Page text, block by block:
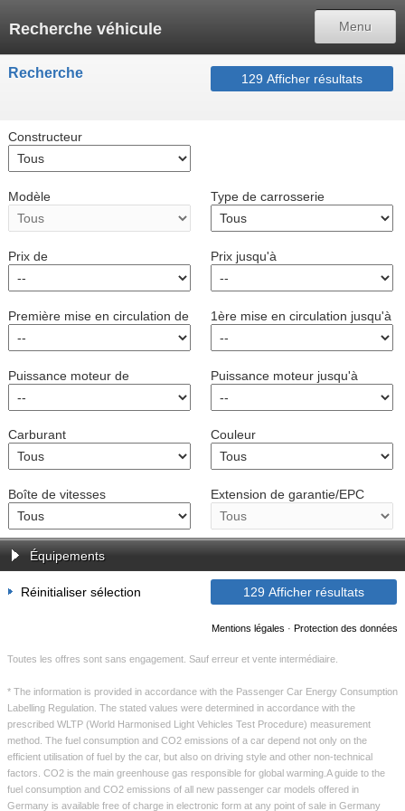
Recherche véhicule Menu
Recherche 129 Afficher résultats
Constructeur
Modèle Type de carrosserie
Prix de Prix jusqu'à
Première mise en circulation de 1ère mise en circulation jusqu'à
Puissance moteur de Puissance moteur jusqu'à
Carburant Couleur
Boîte de vitesses Extension de garantie/EPC
Équipements
Réinitialiser sélection 129 Afficher résultats
Mentions légales · Protection des données
Toutes les offres sont sans engagement. Sauf erreur et vente intermédiaire.
* The information is provided in accordance with the Passenger Car Energy Consumption
Labelling Regulation. The stated values were determined in accordance with the
prescribed WLTP (World Harmonised Light Vehicles Test Procedure) measurement
method. The fuel consumption and CO2 emissions of a car depend not only on the
efficient utilisation of fuel by the car, but also on driving style and other non-technical
factors. CO2 is the main greenhouse gas responsible for global warming.A guide to the
fuel consumption and CO2 emissions of all new passenger car models offered in
Germany is available free of charge in electronic form at any point of sale in Germany
Menu
Retour
Français
Anglais
Nèerlandais
Russe
Suédois
Mentions légales